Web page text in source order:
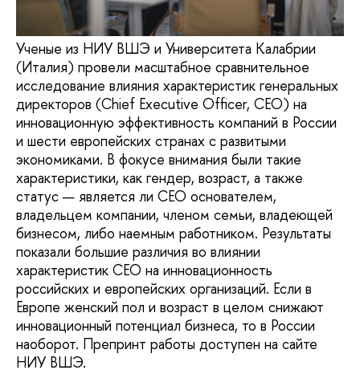
Ученые из НИУ ВШЭ и Университета Калабрии
(Италия) провели масштабное сравнительное
исследование влияния характеристик генеральных
директоров (Chief Executive Officer, СEO) на
инновационную эффективность компаний в России
и шести европейских странах с развитыми
экономиками. В фокусе внимания были такие
характеристики, как гендер, возраст, а также
статус — является ли CEO основателем,
владельцем компании, членом семьи, владеющей
бизнесом, либо наемным работником. Результаты
показали большие различия во влиянии
характеристик СEO на инновационность
российских и европейских организаций. Если в
Европе женский пол и возраст в целом снижают
инновационный потенциал бизнеса, то в России
наоборот. Препринт работы доступен на сайте
НИУ ВШЭ.